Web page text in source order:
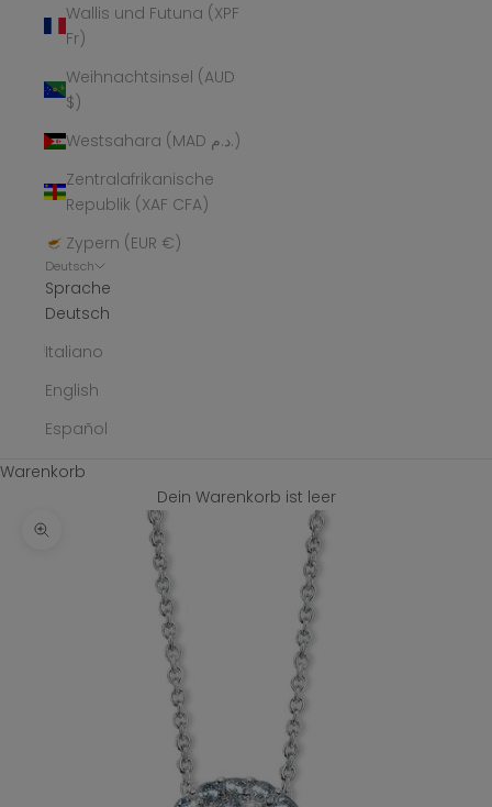
Wallis und Futuna (XPF
Fr)
Weihnachtsinsel (AUD
$)
Westsahara (MAD د.م.)
Zentralafrikanische
Republik (XAF CFA)
Zypern (EUR €)
Deutsch
Sprache
Deutsch
Italiano
English
Español
Warenkorb
Dein Warenkorb ist leer
Bild vergrößern